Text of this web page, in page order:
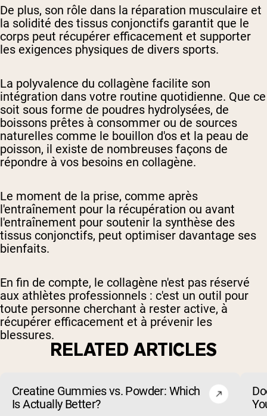
De plus, son rôle dans la réparation musculaire et
la solidité des tissus conjonctifs garantit que le
corps peut récupérer efficacement et supporter
les exigences physiques de divers sports.
La polyvalence du collagène facilite son
intégration dans votre routine quotidienne. Que ce
soit sous forme de poudres hydrolysées, de
boissons prêtes à consommer ou de sources
naturelles comme le bouillon d'os et la peau de
poisson, il existe de nombreuses façons de
répondre à vos besoins en collagène.
Le moment de la prise, comme après
l'entraînement pour la récupération ou avant
l'entraînement pour soutenir la synthèse des
tissus conjonctifs, peut optimiser davantage ses
bienfaits.
En fin de compte, le collagène n'est pas réservé
aux athlètes professionnels : c'est un outil pour
toute personne cherchant à rester active, à
récupérer efficacement et à prévenir les
blessures.
RELATED ARTICLES
Creatine Gummies vs. Powder: Which
Is Actually Better?